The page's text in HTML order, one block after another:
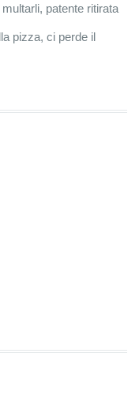
patente ritirata
pizza, ci perde il